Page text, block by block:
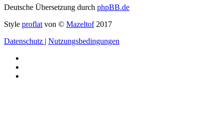
Deutsche Übersetzung durch phpBB.de
Style proflat von © Mazeltof2017
Datenschutz | Nutzungsbedingungen